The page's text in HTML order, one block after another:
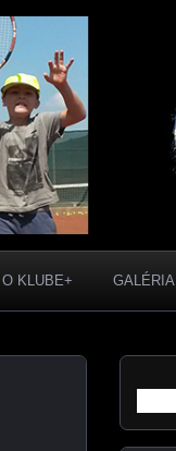
O KLUBE+ GALÉRIA